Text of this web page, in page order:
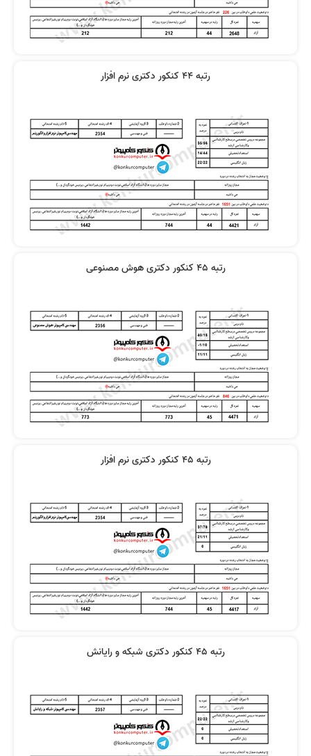
رتبه 44 کنکور دکتری نرم افزار
رتبه 45 کنکور دکتری هوش مصنوعی
رتبه 45 کنکور دکتری نرم افزار
رتبه 45 کنکور دکتری شبکه و رایانش